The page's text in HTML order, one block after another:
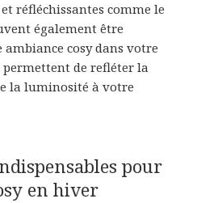
réfléchissantes comme le
également être
cosy dans votre
de refléter la
la luminosité à votre
pour
en hiver